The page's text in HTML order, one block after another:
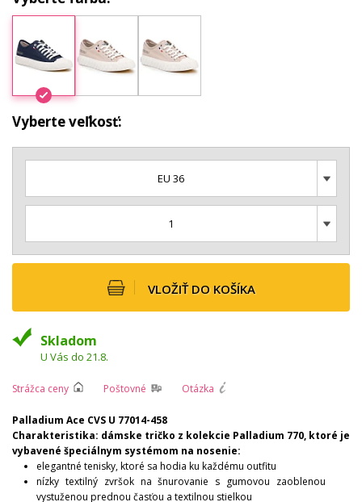
Vyberte veľkosť:
EU 36
1
VLOŽIŤ DO KOŠÍKA
Skladom
U Vás do 21.8.
Strážca ceny Poštovné Otázka
Palladium Ace CVS U 77014-458
Charakteristika: dámske tričko z kolekcie Palladium 770, ktoré je
vybavené špeciálnym systémom na nosenie:
elegantné tenisky, ktoré sa hodia ku každému outfitu
nízky textilný zvršok na šnurovanie s gumovou zaoblenou
vystuženou prednou časťou a textilnou stielkou